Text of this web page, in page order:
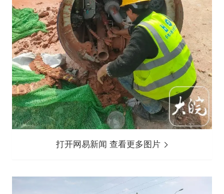
打开网易新闻 查看更多图片